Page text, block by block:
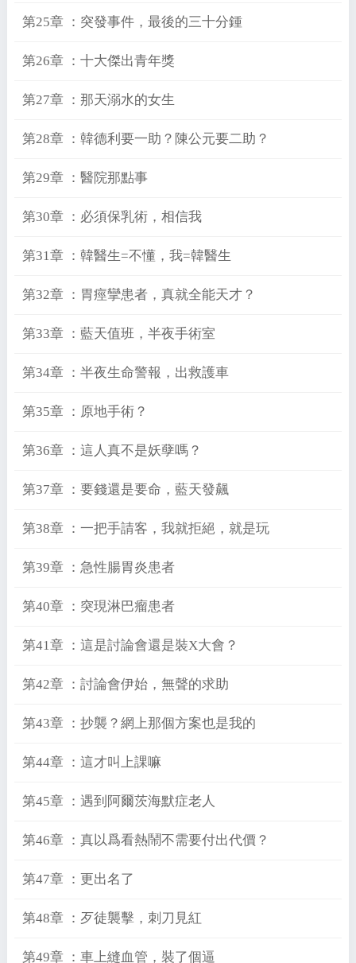
第25章 ：突發事件，最後的三十分鍾
第26章 ：十大傑出青年獎
第27章 ：那天溺水的女生
第28章 ：韓德利要一助？陳公元要二助？
第29章 ：醫院那點事
第30章 ：必須保乳術，相信我
第31章 ：韓醫生=不懂，我=韓醫生
第32章 ：胃痙攣患者，真就全能天才？
第33章 ：藍天值班，半夜手術室
第34章 ：半夜生命警報，出救護車
第35章 ：原地手術？
第36章 ：這人真不是妖孽嗎？
第37章 ：要錢還是要命，藍天發飆
第38章 ：一把手請客，我就拒絕，就是玩
第39章 ：急性腸胃炎患者
第40章 ：突現淋巴瘤患者
第41章 ：這是討論會還是裝X大會？
第42章 ：討論會伊始，無聲的求助
第43章 ：抄襲？網上那個方案也是我的
第44章 ：這才叫上課嘛
第45章 ：遇到阿爾茨海默症老人
第46章 ：真以爲看熱鬧不需要付出代價？
第47章 ：更出名了
第48章 ：歹徒襲擊，刺刀見紅
第49章 ：車上縫血管，裝了個逼